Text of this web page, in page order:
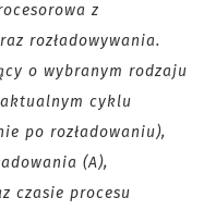
z
rozładowywania.
o wybranym rodzaju
cyklu
po rozładowaniu),
(A),
czasie procesu